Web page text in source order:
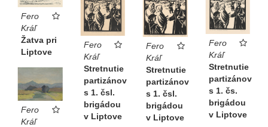
Fero
Kráľ
Žatva pri
Liptove
Fero
Kráľ
Stretnutie
partizánov
s 1. čsl.
brigádou
v Liptove
Fero
Kráľ
Stretnutie
partizánov
s 1. čsl.
brigádou
v Liptove
Fero
Kráľ
Stretnutie
partizánov
s 1. čs.
brigádou
v Liptove
Fero
Kráľ